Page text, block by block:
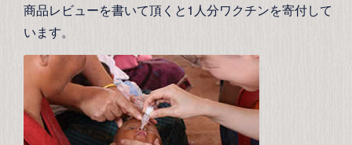
商品レビューを書いて頂くと1人分ワクチンを寄付して
います。